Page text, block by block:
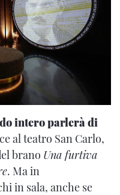
intero parlerà di
al teatro San Carlo,
brano Una furtiva
. Ma in
in sala, anche se